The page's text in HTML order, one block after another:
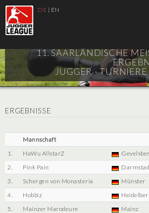
DE | EN
11. SAARLÄNDISCHE
JUGGER -
ERGEBNISSE
Mannschaft
1.
HaWu AllstarZ
2.
Pink Pain
3.
Schergen von Monasteria Münster
4.
Hobbiz
5.
Mainzer Marodeure Mainz